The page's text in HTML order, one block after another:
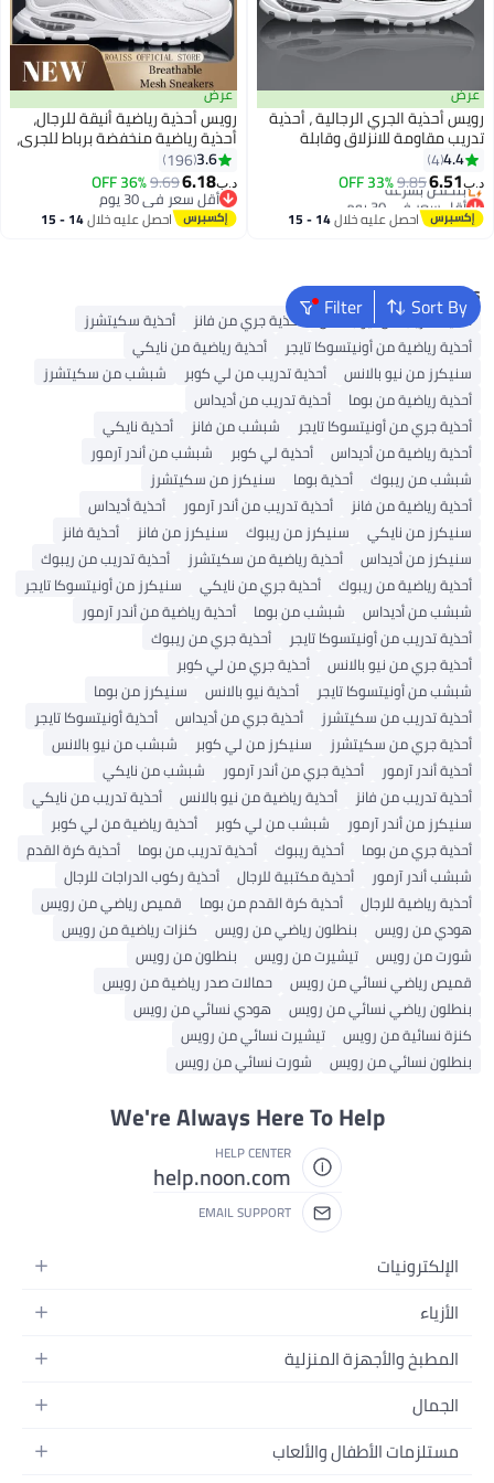
عرض
رويس أحذية الجري الرجالية ، أحذية
تدريب مقاومة للانزلاق وقابلة
للتهوية، أحذية رياضية خارجية
خفيفة الوزن مزودة بأربطة ومزودة
بنظام امتصاص الصدمات، الأسود
للشباب ، أحذية غير رسمية، الأسود
4.4
4
د.ب‏6.51
9.85
33% OFF أقل سعر في 30 يوم
بتخلّص بسرعة
أقل سعر في 30 يوم
احصل عليه خلال 14 - 15
2
عرض
رويس أحذية رياضية أنيقة للرجال،
أحذية رياضية منخفضة برباط للجري،
أحذية رياضية متعددة الاستخدامات
للرجال، أحذية رياضية خفيفة الوزن
وجيدة التهوية بنعل مانع للانزلاق
وبطانة ناعمة، مناسبة للارتداء
اليومي والأنشطة الخارجية، أبيض
3.6
196
د.ب‏6.18
9.69
36% OFF
أقل سعر في 30 يوم
أقل سعر في 30 يوماحصل عليه خلال 14 - 15
Sort By
FilterPopular Searches
أحذية تدريب من نيو بالانس أحذية جري من فانز
أحذية سكيتشرز
أحذية رياضية من أونيتسوكا تايجر
أحذية رياضية من نايكي
سنيكرز من نيو بالانس
أحذية تدريب من لي كوبر
شبشب من سكيتشرز
أحذية رياضية من بوما
أحذية تدريب من أديداس
أحذية جري من أونيتسوكا تايجر
شبشب من فانز
أحذية نايكي
أحذية رياضية من أديداس
أحذية لي كوبر
شبشب من أندر آرمور
شبشب من ريبوك
أحذية بوما
سنيكرز من سكيتشرز
أحذية رياضية من فانز
أحذية تدريب من أندر آرمور
أحذية أديداس
سنيكرز من نايكي
سنيكرز من ريبوك سنيكرز من فانز
أحذية فانز
سنيكرز من أديداس
أحذية رياضية من سكيتشرز
أحذية تدريب من ريبوك
أحذية رياضية من ريبوك
أحذية جري من نايكي
سنيكرز من أونيتسوكا تايجر
شبشب من أديداس
شبشب من بوما
أحذية رياضية من أندر آرمور
أحذية تدريب من أونيتسوكا تايجر
أحذية جري من ريبوك
أحذية جري من نيو بالانس
أحذية جري من لي كوبر
شبشب من أونيتسوكا تايجر
أحذية نيو بالانس
سنيكرز من بوما
أحذية تدريب من سكيتشرز
أحذية جري من أديداس
أحذية أونيتسوكا تايجر
أحذية جري من سكيتشرز
سنيكرز من لي كوبر
شبشب من نيو بالانس
أحذية أندر آرمور
أحذية جري من أندر آرمور
شبشب من نايكي
أحذية تدريب من فانز
أحذية رياضية من نيو بالانس
أحذية تدريب من نايكي
سنيكرز من أندر آرمور
شبشب من لي كوبر
أحذية رياضية من لي كوبر
أحذية جري من بوما
أحذية ريبوك أحذية تدريب من بوما
أحذية كرة القدم
شبشب أندر آرمور
أحذية مكتبية للرجال
أحذية ركوب الدراجات للرجال
أحذية رياضية للرجال
أحذية كرة القدم من بوما
قميص رياضي من رويس
هودي من رويس
بنطلون رياضي من رويس
كنزات رياضية من رويس
شورت من رويس
تيشيرت من رويس
بنطلون من رويس
قميص رياضي نسائي من رويس
حمالات صدر رياضية من رويس
بنطلون رياضي نسائي من رويس
هودي نسائي من رويس
كنزة نسائية من رويس
تيشيرت نسائي من رويس
بنطلون نسائي من رويس
شورت نسائي من رويس
We're Always Here To Help
HELP CENTER
help.noon.com
EMAIL SUPPORT
الإلكترونيات
الجوالات
اللابتوبات
الأجهزة المنزلية
التلفزيونات
الأزياء
أزياء نسائية
أزياء البنات
أزياء الأولاد
المطبخ والأجهزة المنزلية
الحمام
المطبخ والسفرة
الجمال
العطور
مستلزمات الأطفال والألعاب